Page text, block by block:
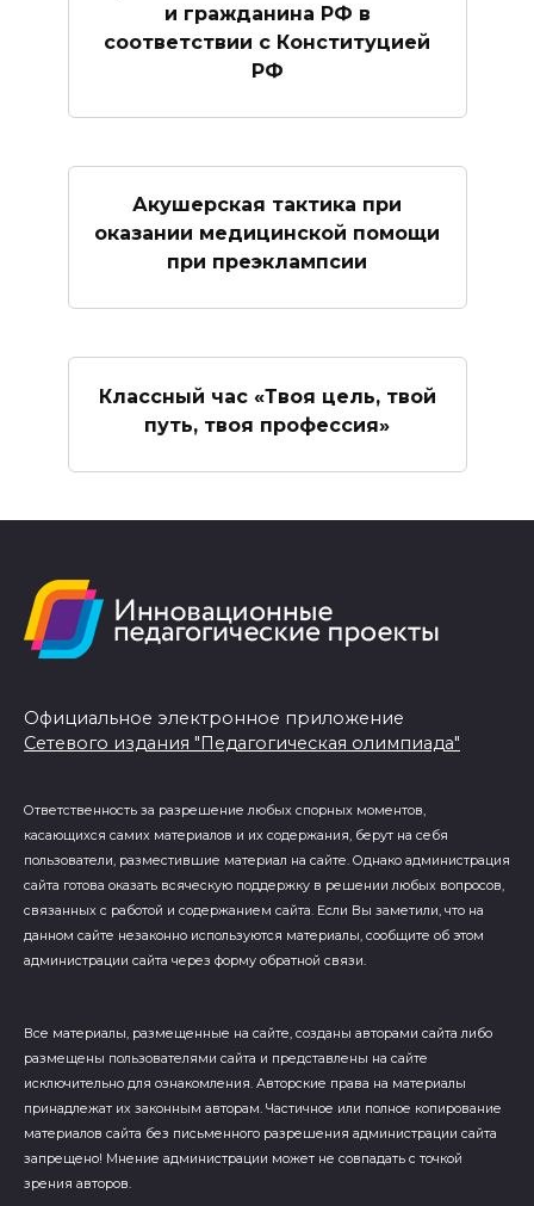
и гражданина РФ в
соответствии с Конституцией
РФ
Акушерская тактика при
оказании медицинской помощи
при преэклампсии
Классный час «Твоя цель, твой
путь, твоя профессия»
Официальное электронное приложение
Сетевого издания "Педагогическая олимпиада"
Ответственность за разрешение любых спорных моментов,
касающихся самих материалов и их содержания, берут на себя
пользователи, разместившие материал на сайте. Однако администрация
сайта готова оказать всяческую поддержку в решении любых вопросов,
связанных с работой и содержанием сайта. Если Вы заметили, что на
данном сайте незаконно используются материалы, сообщите об этом
администрации сайта через форму обратной связи.
Все материалы, размещенные на сайте, созданы авторами сайта либо
размещены пользователями сайта и представлены на сайте
исключительно для ознакомления. Авторские права на материалы
принадлежат их законным авторам. Частичное или полное копирование
материалов сайта без письменного разрешения администрации сайта
запрещено! Мнение администрации может не совпадать с точкой
зрения авторов.